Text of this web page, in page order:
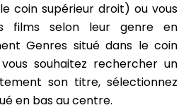
coin supérieur droit) ou vous
films selon leur genre en
Genres situé dans le coin
souhaitez rechercher un
son titre, sélectionnez
en bas au centre.